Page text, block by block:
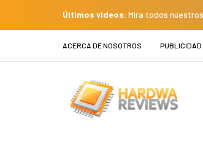
Últimos videos: Mira todos
ACERCA DE NOSOTROS PUBLICIDAD